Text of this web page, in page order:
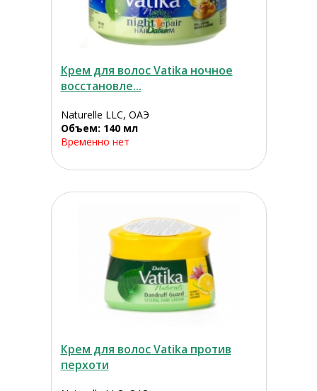
Крем для волос Vatika ночное
восстановле...
Naturelle LLC, ОАЭ
Объем: 140 мл
Временно нет
Крем для волос Vatika против
перхоти